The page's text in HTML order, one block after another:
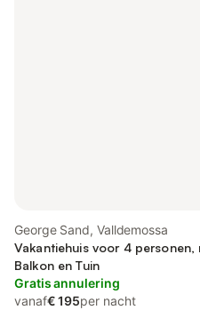
George Sand, Valldemossa
Vakantiehuis voor 4 personen,
Balkon en Tuin
Gratis annulering
vanaf€ 195per nacht